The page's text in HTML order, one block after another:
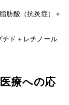
肪酸（抗炎症）＋
チド＋レチノール
療への応